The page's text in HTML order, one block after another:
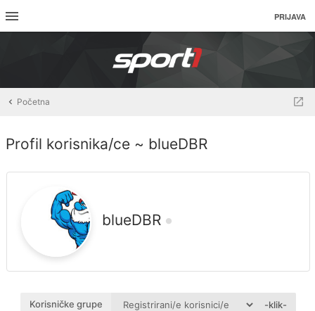
PRIJAVA
Početna
Profil korisnika/ce ~ blueDBR
blueDBR
Korisničke grupe -klik-